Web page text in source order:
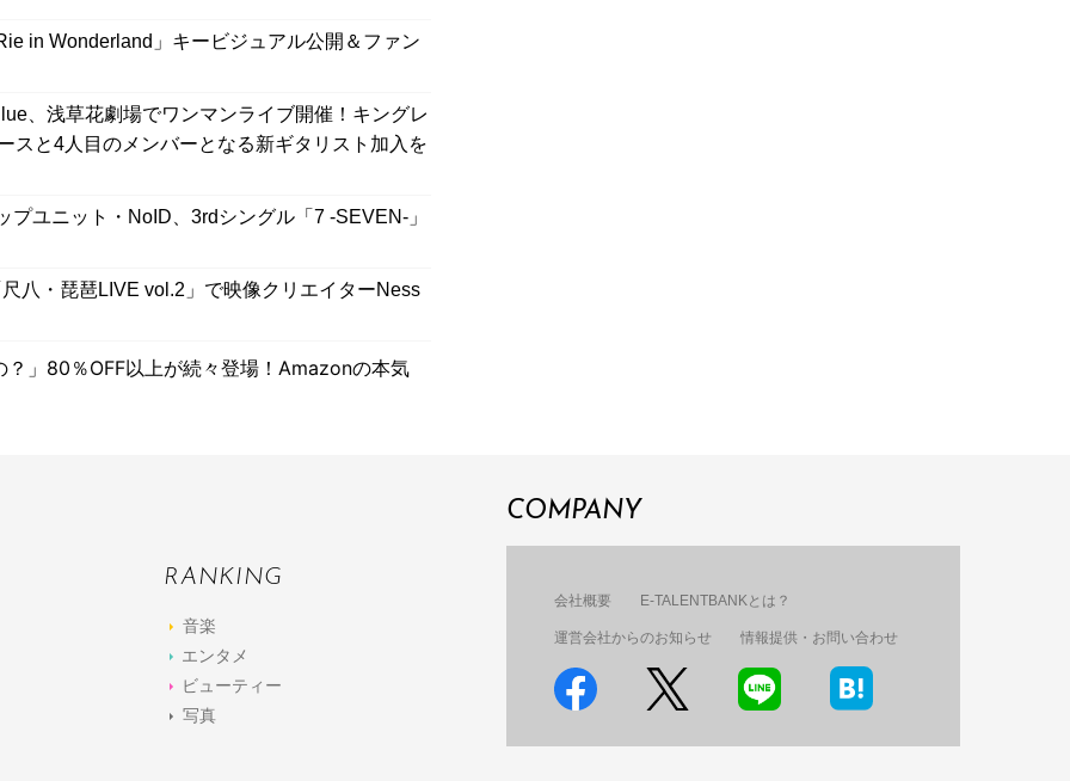
in Wonderland」キービジュアル公開＆ファン
、浅草花劇場でワンマンライブ開催！キングレ
スと4人目のメンバーとなる新ギタリスト加入を
ユニット・NoID、3rdシングル「7 -SEVEN-」
八・琵琶LIVE vol.2」で映像クリエイターNess
」80％OFF以上が続々登場！Amazonの本気
RANKING
音楽
エンタメ
ビューティー
写真
COMPANY
会社概要 E-TALENTBANKとは？
運営会社からのお知らせ 情報提供・お問い合わせ